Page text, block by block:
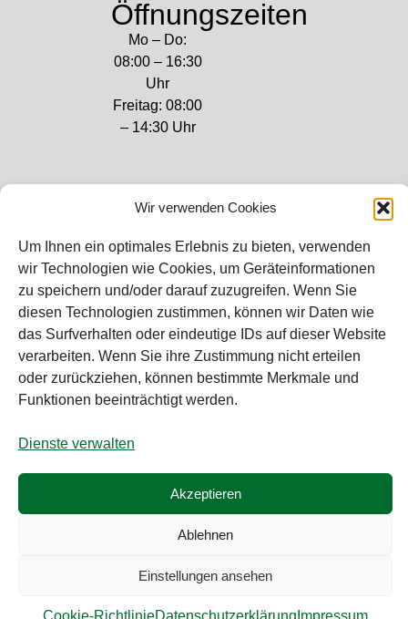
Wir verwenden Cookies
Um Ihnen ein optimales Erlebnis zu bieten, verwenden
wir Technologien wie Cookies, um Geräteinformationen
zu speichern und/oder darauf zuzugreifen. Wenn Sie
diesen Technologien zustimmen, können wir Daten wie
das Surfverhalten oder eindeutige IDs auf dieser Website
verarbeiten. Wenn Sie ihre Zustimmung nicht erteilen
oder zurückziehen, können bestimmte Merkmale und
Funktionen beeinträchtigt werden.
Dienste verwalten
Akzeptieren
Ablehnen
Einstellungen ansehen
Cookie-RichtlinieDatenschutzerklärung Impressum
Öffnungszeiten
Mo – Do:
08:00 – 16:30
Uhr
Freitag: 08:00
– 14:30 Uhr
Bei diesem Webshop handelt es sich um
einen B2B-Webshop
RAUCH – Ihr Experte aus Österreich für Waagen,
Eich- & Kalibrierservice, Sprühnebel-
Zerstäubungstechnik und Lebensmittelmaschinen.
Sämtliche Angebote der A. Rauch GmbH richten sich
nicht an Verbraucher, sondern ausschließlich an
gewerbliche Kunden, Institutionen, Kommunen usw.
aus Österreich, Deutschland und der Schweiz
zzgl. MwSt. und zzgl. Versandkosten. Es gelten die
AGB der A. Rauch GmbH.